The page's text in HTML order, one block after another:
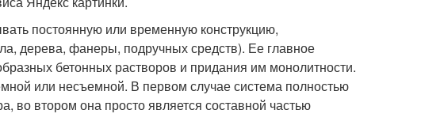
постоянную или временную конструкцию,
дерева, фанеры, подручных средств). Ее главное
бетонных растворов и придания им монолитности.
или несъемной. В первом случае система полностью
во втором она просто является составной частью